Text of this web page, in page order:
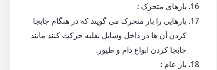
بارهای متحرک :
بارهایی را بار متحرک می گویند که در هنگام جابجا
کردن آن ها در داخل وسایل نقلیه حرکت کنند مانند
جابجا کردن انواع دام و طیور.
بار عام :